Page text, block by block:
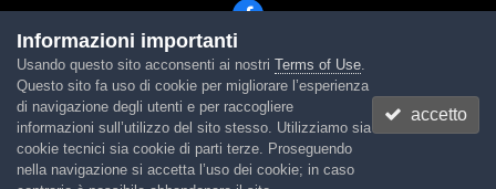
Lingua Tema Contattaci Cookies
Powered by Invision Community
Informazioni importanti
Usando questo sito acconsenti ai nostri Terms of Use.
Questo sito fa uso di cookie per migliorare l’esperienza
di navigazione degli utenti e per raccogliere
informazioni sull’utilizzo del sito stesso. Utilizziamo sia
cookie tecnici sia cookie di parti terze. Proseguendo
nella navigazione si accetta l’uso dei cookie; in caso
accetto